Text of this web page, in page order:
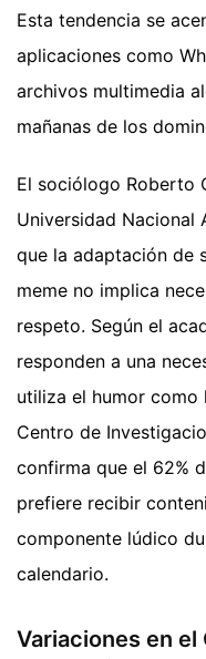
Esta tendencia se
aplicaciones como
archivos multimedia
mañanas de los
El sociólogo Roberto
Universidad Nacional
que la adaptación de
meme no implica
respeto. Según el
responden a una
utiliza el humor como
Centro de
confirma que el 62%
prefiere recibir
componente lúdico
calendario.
Variaciones en